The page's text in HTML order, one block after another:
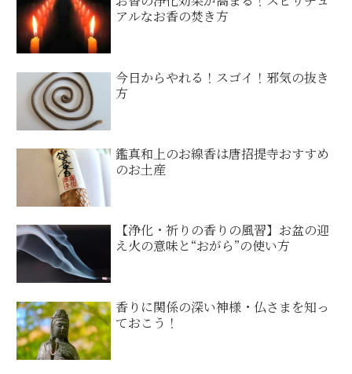
アルなお香の焚き方
今日からやれる！スゴイ！邪気の抜き
方
鑑真和上のお線香は唐招提寺おすすめ
のお土産
【浄化・祈りの香りの風習】お盆の迎
え火の意味と“おがら”の使い方
香りに関係の深い神様・仏さまを知っ
ておこう！